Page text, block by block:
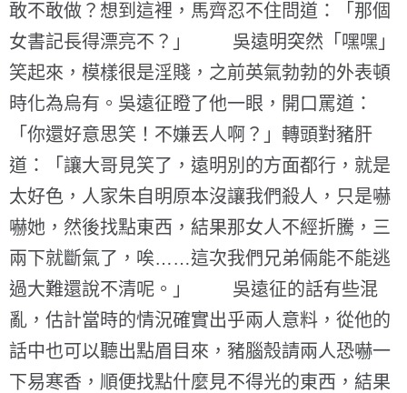
敢不敢做？想到這裡，馬齊忍不住問道：「那個
女書記長得漂亮不？」 吳遠明突然「嘿嘿」
笑起來，模樣很是淫賤，之前英氣勃勃的外表頓
時化為烏有。吳遠征瞪了他一眼，開口罵道：
「你還好意思笑！不嫌丟人啊？」轉頭對豬肝
道：「讓大哥見笑了，遠明別的方面都行，就是
太好色，人家朱自明原本沒讓我們殺人，只是嚇
嚇她，然後找點東西，結果那女人不經折騰，三
兩下就斷氣了，唉……這次我們兄弟倆能不能逃
過大難還說不清呢。」 吳遠征的話有些混
亂，估計當時的情況確實出乎兩人意料，從他的
話中也可以聽出點眉目來，豬腦殼請兩人恐嚇一
下易寒香，順便找點什麼見不得光的東西，結果